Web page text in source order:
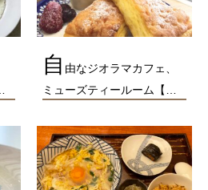
自 由なジオラマカフェ、
ミューズティールーム【…